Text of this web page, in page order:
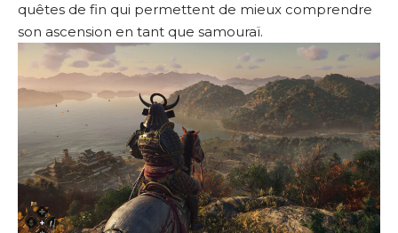
quêtes de fin qui permettent de mieux comprendre
son ascension en tant que samouraï.